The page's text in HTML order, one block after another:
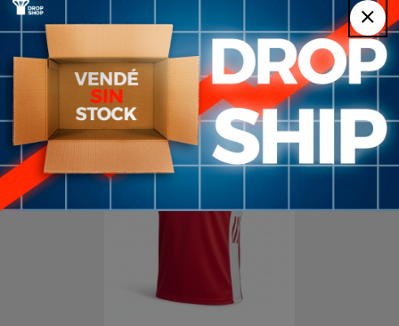
$U 2.290
Adibx2tt1w Entrenamiento
Deportivo
2.290
Negro
2en stock